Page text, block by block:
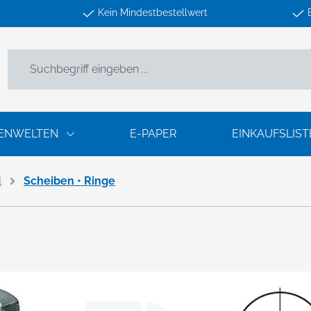
Kein Mindestbestellwert
E-PAPER
Scheiben • Ringe